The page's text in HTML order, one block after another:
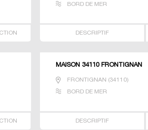
BORD DE MER
DESCRIPTIF
MAISON 34110 FRONTIGNAN
FRONTIGNAN (34110)
BORD DE MER
DESCRIPTIF